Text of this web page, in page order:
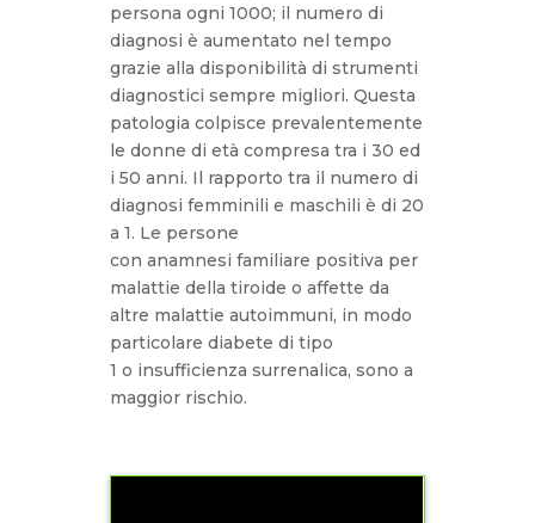
persona ogni 1000; il numero di
diagnosi è aumentato nel tempo
grazie alla disponibilità di strumenti
diagnostici sempre migliori. Questa
patologia colpisce prevalentemente
le donne di età compresa tra i 30 ed
i 50 anni. Il rapporto tra il numero di
diagnosi femminili e maschili è di 20
a 1. Le persone
con anamnesi familiare positiva per
malattie della tiroide o affette da
altre malattie autoimmuni, in modo
particolare diabete di tipo
1 o insufficienza surrenalica, sono a
maggior rischio.